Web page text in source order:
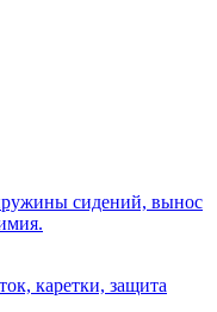
сидений, вынос
каретки, защита